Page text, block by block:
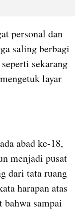
personal dan
saling berbagi
sekarang
layar
abad ke-18,
menjadi pusat
dari tata ruang
harapan atas
bahwa sampai